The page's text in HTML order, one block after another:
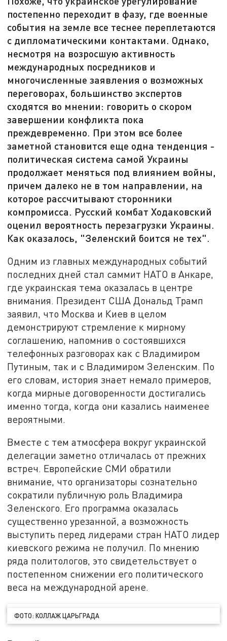
постепенно переходит в фазу, где военные
события на земле все теснее переплетаются
с дипломатическими контактами. Однако,
несмотря на возросшую активность
международных посредников и
многочисленные заявления о возможных
переговорах, большинство экспертов
сходятся во мнении: говорить о скором
завершении конфликта пока
преждевременно. При этом все более
заметной становится еще одна тенденция -
политическая система самой Украины
продолжает меняться под влиянием войны,
причем далеко не в том направлении, на
которое рассчитывают сторонники
компромисса. Русский комбат Ходаковский
оценил вероятность перезагрузки Украины.
Как оказалось, "Зеленский боится не тех".
Одним из главных международных событий
последних дней стал саммит НАТО в Анкаре,
где украинская тема оказалась в центре
внимания. Президент США Дональд Трамп
заявил, что Москва и Киев в целом
демонстрируют стремление к мирному
соглашению, напомнив о состоявшихся
телефонных разговорах как с Владимиром
Путиным, так и с Владимиром Зеленским. По
его словам, история знает немало примеров,
когда мирные договоренности достигались
именно тогда, когда они казались наименее
вероятными.
Вместе с тем атмосфера вокруг украинской
делегации заметно отличалась от прежних
встреч. Европейские СМИ обратили
внимание, что организаторы сознательно
сократили публичную роль Владимира
Зеленского. Его программа оказалась
существенно урезанной, а возможность
выступить перед лидерами стран НАТО лидер
киевского режима не получил. По мнению
ряда политологов, это свидетельствует о
постепенном снижении его политического
веса на международной арене.
ФОТО: КОЛЛАЖ ЦАРЬГРАДА